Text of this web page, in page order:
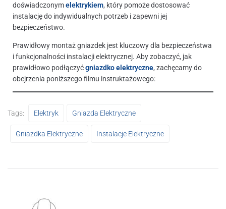
doświadczonymelektrykiem, który pomoże dostosować
instalację do indywidualnych potrzeb i zapewni jej
bezpieczeństwo.
Prawidłowy montaż gniazdek jest kluczowy dla bezpieczeństwa
i funkcjonalności instalacji elektrycznej. Aby zobaczyć, jak
prawidłowo podłączyćgniazdko elektryczne, zachęcamy do
obejrzenia poniższego filmu instruktażowego:
Tags: Elektryk Gniazda Elektryczne
Gniazdka Elektryczne Instalacje Elektryczne